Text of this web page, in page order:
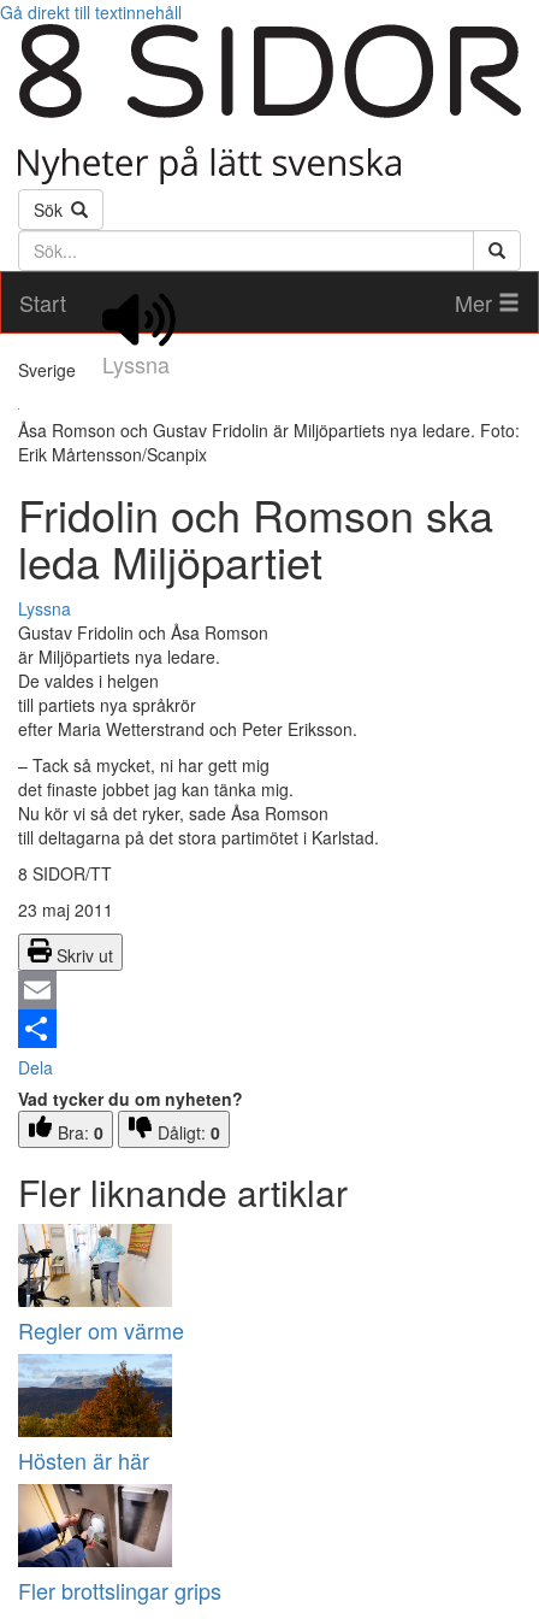
Gå direkt till textinnehåll
Sök
Söktext
Start
Lyssna
Mer
Sverige
Åsa Romson och Gustav Fridolin är Miljöpartiets nya ledare. Foto:
Erik Mårtensson/Scanpix
Fridolin och Romson ska
leda Miljöpartiet
Lyssna
Gustav Fridolin och Åsa Romson
är Miljöpartiets nya ledare.
De valdes i helgen
till partiets nya språkrör
efter Maria Wetterstrand och Peter Eriksson.
– Tack så mycket, ni har gett mig
det finaste jobbet jag kan tänka mig.
Nu kör vi så det ryker, sade Åsa Romson
till deltagarna på det stora partimötet i Karlstad.
8 SIDOR/TT
23 maj 2011
Skriv ut
Email
Dela
Vad tycker du om nyheten?
Bra: 0 Dåligt: 0
Fler liknande artiklar
Regler om värme
Hösten är här
Fler brottslingar grips